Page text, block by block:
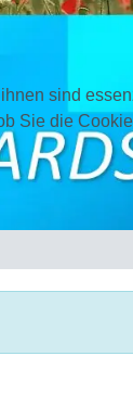
sind
Sie die